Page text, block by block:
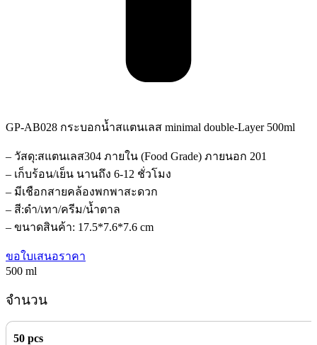
GP-AB028 กระบอกน้ำสแตนเลส minimal double-Layer 500ml
– วัสดุ:สแตนเลส304 ภายใน (Food Grade) ภายนอก 201
– เก็บร้อน/เย็น นานถึง 6-12 ชั่วโมง
– มีเชือกสายคล้องพกพาสะดวก
– สี:ดำ/เทา/ครีม/น้ำตาล
– ขนาดสินค้า: 17.5*7.6*7.6 cm
ขอใบเสนอราคา
500 ml
จำนวน
50 pcs